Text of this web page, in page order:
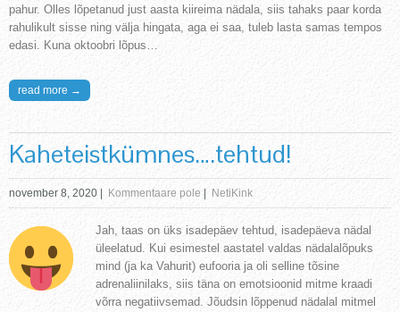
pahur. Olles lõpetanud just aasta kiireima nädala, siis tahaks paar korda
rahulikult sisse ning välja hingata, aga ei saa, tuleb lasta samas tempos
edasi. Kuna oktoobri lõpus…
read more →
Kaheteistkümnes….tehtud!
november 8, 2020 Kommentaare pole NetiKink
Jah, taas on üks isadepäev tehtud, isadepäeva nädal
üleelatud. Kui esimestel aastatel valdas nädalalõpuks
mind (ja ka Vahurit) eufooria ja oli selline tõsine
adrenaliinilaks, siis täna on emotsioonid mitme kraadi
võrra negatiivsemad. Jõudsin lõppenud nädalal mitmel